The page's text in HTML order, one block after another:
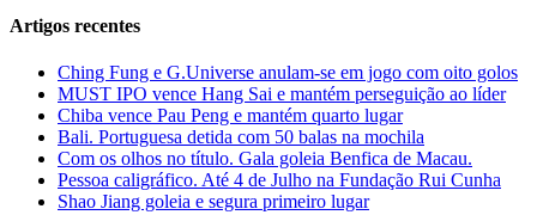
Artigos recentes
Ching Fung e G.Universe anulam-se em jogo com oito golos
MUST IPO vence Hang Sai e mantém perseguição ao líder
Chiba vence Pau Peng e mantém quarto lugar
Bali. Portuguesa detida com 50 balas na mochila
Com os olhos no título. Gala goleia Benfica de Macau.
Pessoa caligráfico. Até 4 de Julho na Fundação Rui Cunha
Shao Jiang goleia e segura primeiro lugar